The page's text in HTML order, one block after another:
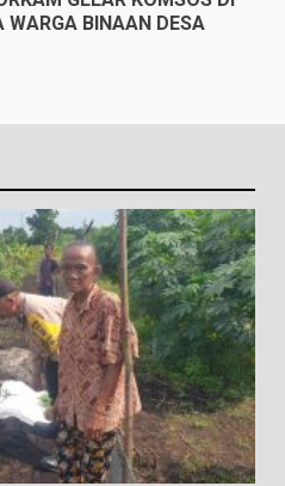
WARGA BINAAN DESA